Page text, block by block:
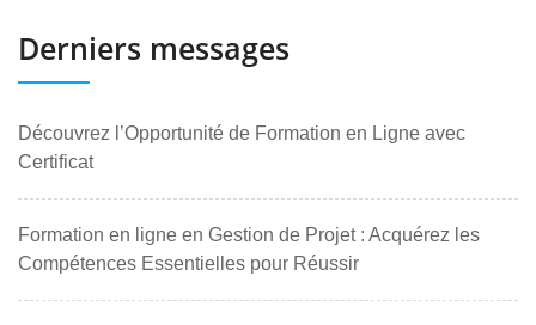
Derniers messages
Découvrez l’Opportunité de Formation en Ligne avec
Certificat
Formation en ligne en Gestion de Projet : Acquérez les
Compétences Essentielles pour Réussir